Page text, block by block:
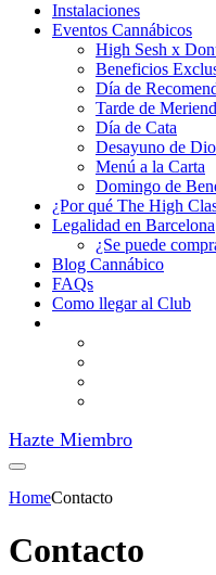
Instalaciones
Eventos Cannábicos
High Sesh x
Beneficios
Día de
Tarde de
Día de Cata
Desayuno de
Menú a la Carta
Domingo de
¿Por qué The High
Legalidad en Barcelona
¿Se puede
Blog Cannábico
FAQs
Como llegar al Club
Hazte Miembro
HomeContacto
Contacto